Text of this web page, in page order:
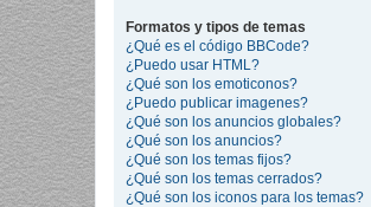
Formatos y tipos de temas
¿Qué es el código BBCode?
¿Puedo usar HTML?
¿Qué son los emoticonos?
¿Puedo publicar imagenes?
¿Qué son los anuncios globales?
¿Qué son los anuncios?
¿Qué son los temas fijos?
¿Qué son los temas cerrados?
¿Qué son los iconos para los temas?